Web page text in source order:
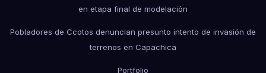
en etapa final de modelación
Pobladores de Ccotos denuncian presunto intento de invasión de
terrenos en Capachica
Portfolio